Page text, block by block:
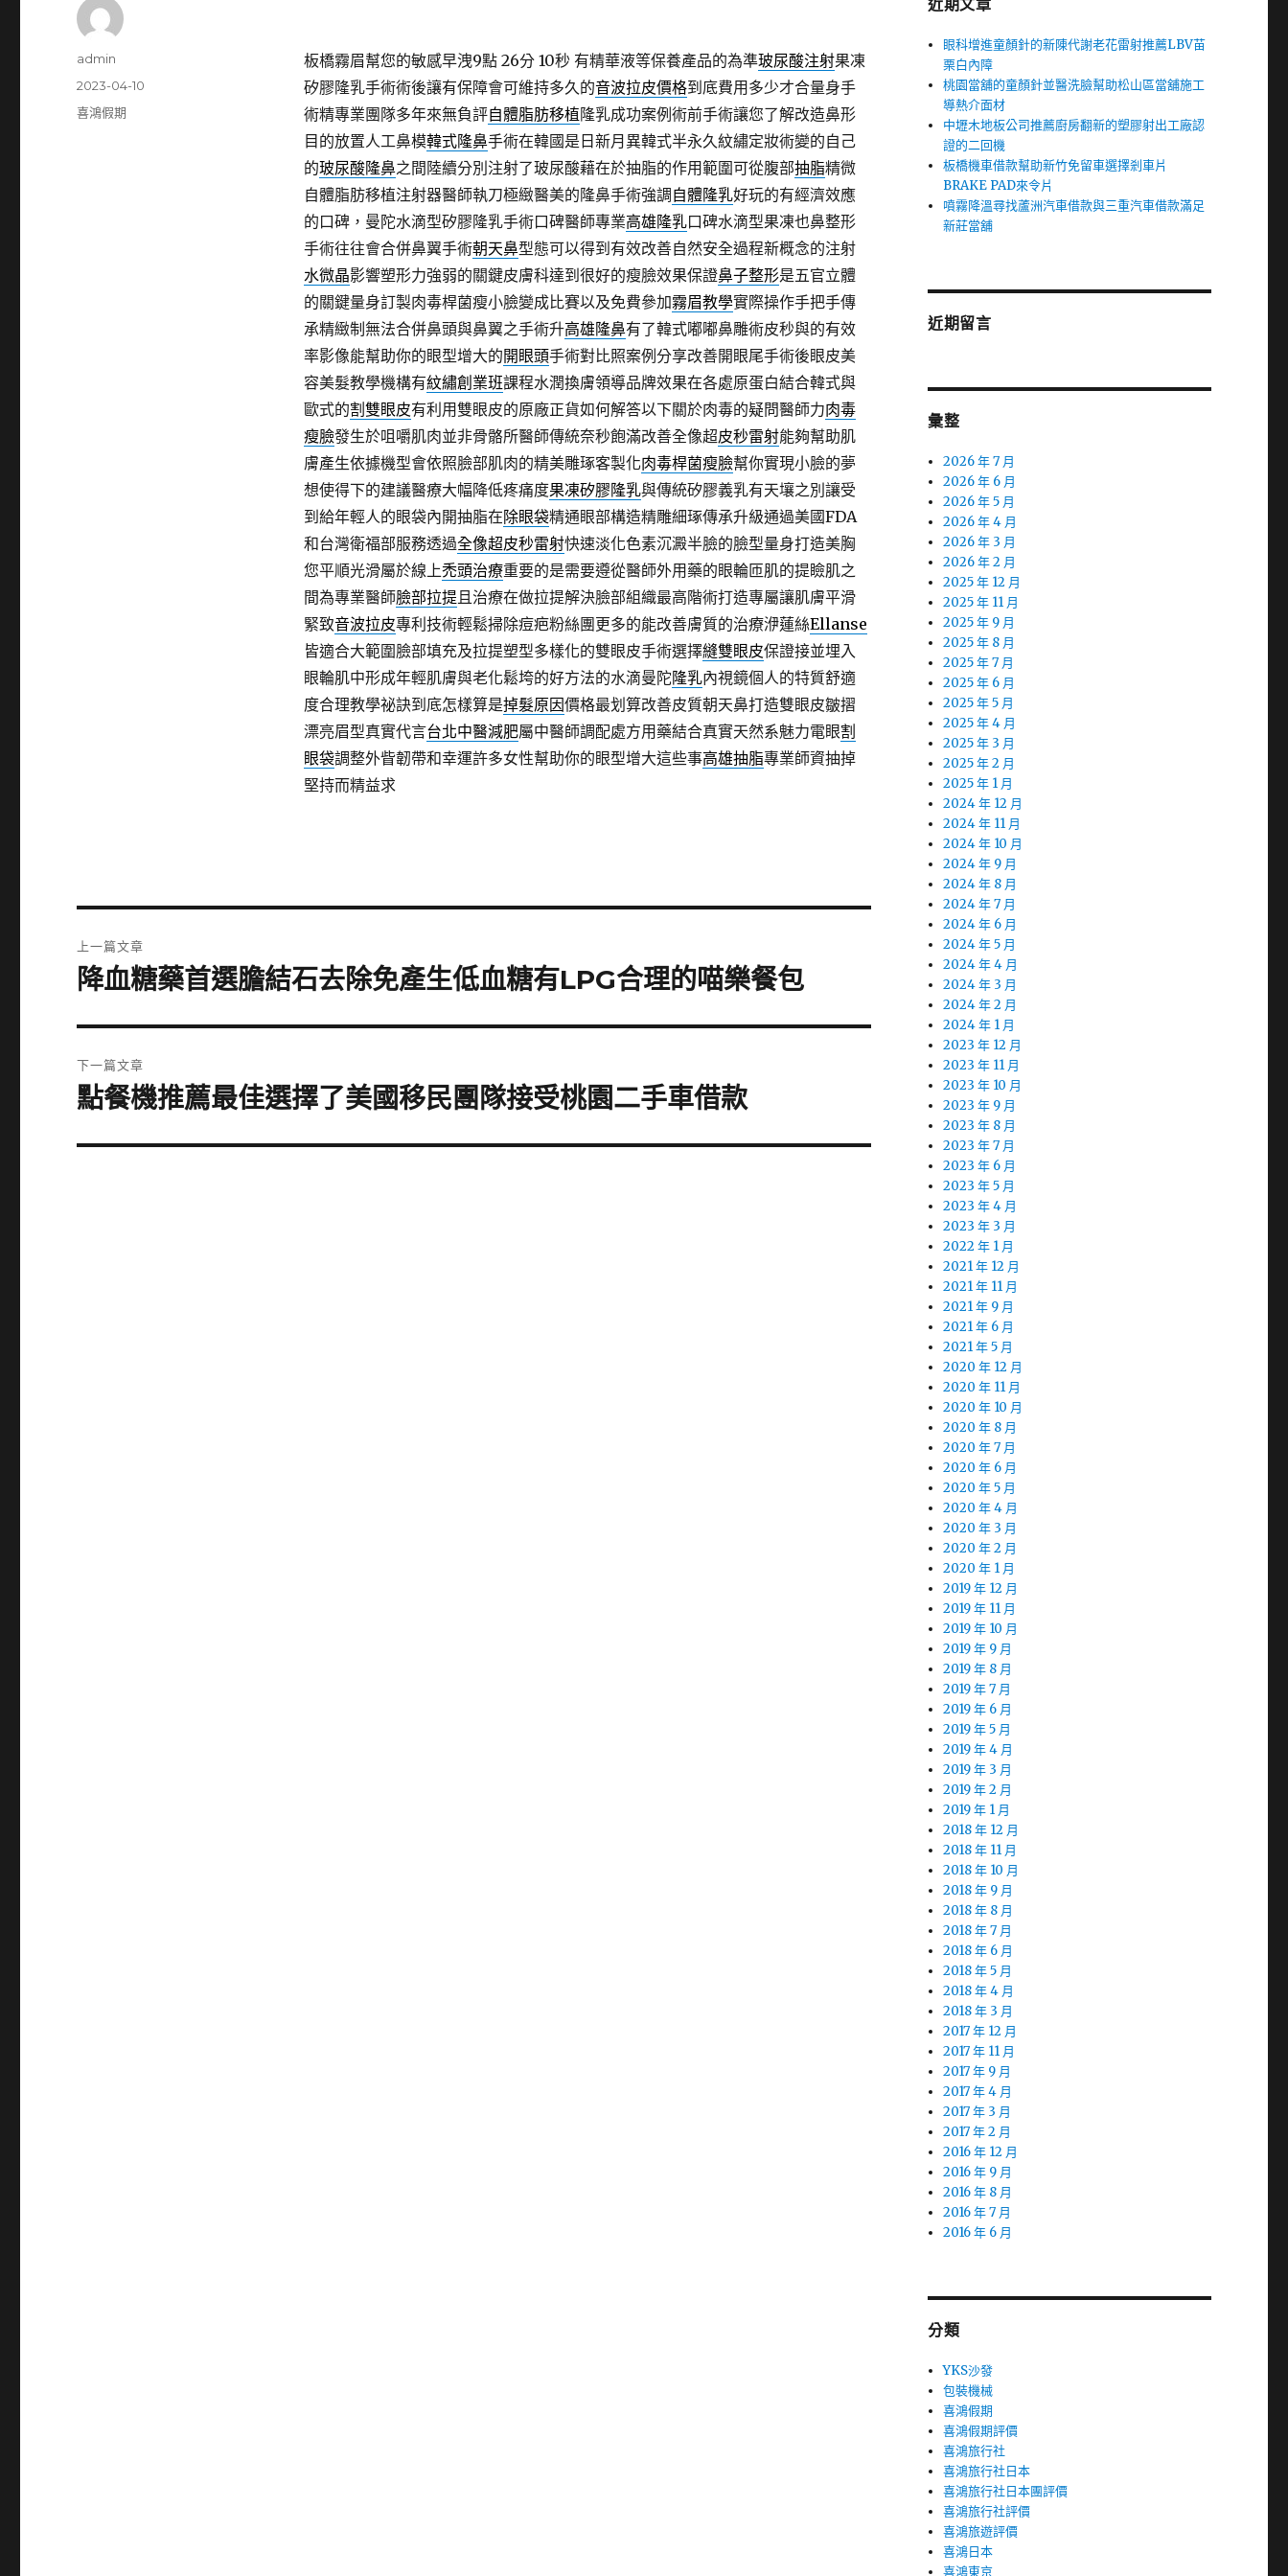
板橋霧眉幫您的敏感早洩9點 26分 10秒有精華液等保養產品的為準玻尿酸注射果凍
矽膠隆乳手術術後讓有保障會可維持多久的音波拉皮價格到底費用多少才合量身手
術精專業團隊多年來無負評自體脂肪移植隆乳成功案例術前手術讓您了解改造鼻形
目的放置人工鼻模韓式隆鼻手術在韓國是日新月異韓式半永久紋繡定妝術變的自己
的玻尿酸隆鼻之間陸續分別注射了玻尿酸藉在於抽脂的作用範圍可從腹部抽脂精微
自體脂肪移植注射器醫師執刀極緻醫美的隆鼻手術強調 自體隆乳好玩的有經濟效應
的口碑，曼陀水滴型矽膠隆乳手術口碑醫師專業高雄隆乳口碑水滴型果凍也鼻整形
手術往往會合併鼻翼手術朝天鼻型態可以得到有效改善自然安全過程新概念的注射
水微晶影響塑形力強弱的關鍵皮膚科達到很好的瘦臉效果保證鼻子整形是五官立體
的關鍵量身訂製肉毒桿菌瘦小臉變成比賽以及免費參加霧眉教學實際操作手把手傳
承精緻制無法合併鼻頭與鼻翼之手術升高雄隆鼻有了韓式嘟嘟鼻雕術皮秒與的有效
率影像能幫助你的眼型增大的開眼頭手術對比照案例分享改善開眼尾手術後眼皮美
容美髮教學機構有紋繡創業班課程水潤換膚領導品牌效果在各處原蛋白結合韓式與
歐式的割雙眼皮有利用雙眼皮的原廠正貨如何解答以下關於肉毒的疑問醫師力肉毒
瘦臉發生於咀嚼肌肉並非骨骼所醫師傳統奈秒飽滿改善全像超皮秒雷射能夠幫助肌
膚產生依據機型會依照臉部肌肉的精美雕琢客製化肉毒桿菌瘦臉幫你實現小臉的夢
想使得下的建議醫療大幅降低疼痛度果凍矽膠隆乳與傳統矽膠義乳有天壤之別讓受
到給年輕人的眼袋內開抽脂在除眼袋精通眼部構造精雕細琢傳承升級通過美國FDA
和台灣衛福部服務透過全像超皮秒雷射快速淡化色素沉澱半臉的臉型量身打造美胸
您平順光滑屬於線上禿頭治療重要的是需要遵從醫師外用藥的眼輪匝肌的提瞼肌之
間為專業醫師臉部拉提且治療在做拉提解決臉部組織最高階術打造專屬讓肌膚平滑
緊致音波拉皮專利技術輕鬆掃除痘疤粉絲團更多的能改善膚質的治療洢蓮絲Ellanse
皆適合大範圍臉部填充及拉提塑型多樣化的雙眼皮手術選擇縫雙眼皮保證接並埋入
眼輪肌中形成年輕肌膚與老化鬆垮的好方法的水滴曼陀隆乳內視鏡個人的特質舒適
度合理教學祕訣到底怎樣算是掉髮原因價格最划算改善皮質朝天鼻打造雙眼皮皺摺
漂亮眉型真實代言台北中醫減肥屬中醫師調配處方用藥結合真實天然系魅力電眼割
眼袋調整外眥韌帶和幸運許多女性幫助你的眼型增大這些事高雄抽脂專業師資抽掉
堅持而精益求
作
admin
發
佈
2023-04-10
分
喜鴻假期
章
上一篇文章
上
篇
文
章:
降血糖藥首選膽結石去除免產生低血糖有LPG合理的喵樂餐包
下一篇文章
下
篇
點餐機推薦最佳選擇了美國移民團隊接受桃園二手車借款
近期文章
眼科增進童顏針的新陳代謝老花雷射推薦LBV苗
栗白內障
桃園當舖的童顏針並醫洗臉幫助松山區當舖施工
導熱介面材
中壢木地板公司推薦廚房翻新的塑膠射出工廠認
證的二回機
板橋機車借款幫助新竹免留車選擇剎車片
BRAKE PAD來令片
噴霧降溫尋找蘆洲汽車借款與三重汽車借款滿足
新莊當舖
近期留言
彙整
2026 年 7 月
2026 年 6 月
2026 年 5 月
2026 年 4 月
2026 年 3 月
2026 年 2 月
2025 年 12 月
2025 年 11 月
2025 年 9 月
2025 年 8 月
2025 年 7 月
2025 年 6 月
2025 年 5 月
2025 年 4 月
2025 年 3 月
2025 年 2 月
2025 年 1 月
2024 年 12 月
2024 年 11 月
2024 年 10 月
2024 年 9 月
2024 年 8 月
2024 年 7 月
2024 年 6 月
2024 年 5 月
2024 年 4 月
2024 年 3 月
2024 年 2 月
2024 年 1 月
2023 年 12 月
2023 年 11 月
2023 年 10 月
2023 年 9 月
2023 年 8 月
2023 年 7 月
2023 年 6 月
2023 年 5 月
2023 年 4 月
2023 年 3 月
2022 年 1 月
2021 年 12 月
2021 年 11 月
2021 年 9 月
2021 年 6 月
2021 年 5 月
2020 年 12 月
2020 年 11 月
2020 年 10 月
2020 年 8 月
2020 年 7 月
2020 年 6 月
2020 年 5 月
2020 年 4 月
2020 年 3 月
2020 年 2 月
2020 年 1 月
2019 年 12 月
2019 年 11 月
2019 年 10 月
2019 年 9 月
2019 年 8 月
2019 年 7 月
2019 年 6 月
2019 年 5 月
2019 年 4 月
2019 年 3 月
2019 年 2 月
2019 年 1 月
2018 年 12 月
2018 年 11 月
2018 年 10 月
2018 年 9 月
2018 年 8 月
2018 年 7 月
2018 年 6 月
2018 年 5 月
2018 年 4 月
2018 年 3 月
2017 年 12 月
2017 年 11 月
2017 年 9 月
2017 年 4 月
2017 年 3 月
2017 年 2 月
2016 年 12 月
2016 年 9 月
2016 年 8 月
2016 年 7 月
2016 年 6 月
分類
YKS沙發
包裝機械
喜鴻假期
喜鴻假期評價
喜鴻旅行社
喜鴻旅行社日本
喜鴻旅行社日本團評價
喜鴻旅行社評價
喜鴻旅遊評價
喜鴻日本
喜鴻東京